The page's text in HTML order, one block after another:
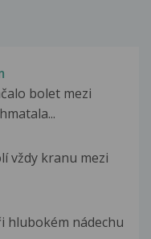
bolet mezi
vždy kranu mezi
hlubokém nádechu